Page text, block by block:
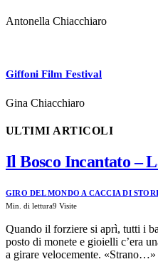
Antonella Chiacchiaro
Giffoni Film Festival
Gina Chiacchiaro
ULTIMI ARTICOLI
Il Bosco Incantato –
GIRO DEL MONDO A CACCIA DI
Min. di lettura9 Visite
Quando il forziere si aprì, tutti i
posto di monete e gioielli c’era
a girare velocemente.